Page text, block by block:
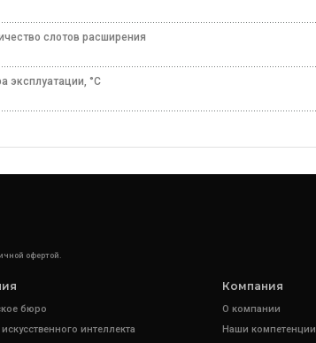
слотов расширения
эксплуатации, °C
офертой.
бюро
интеллекта
Компания
О компании
Наши компетенции